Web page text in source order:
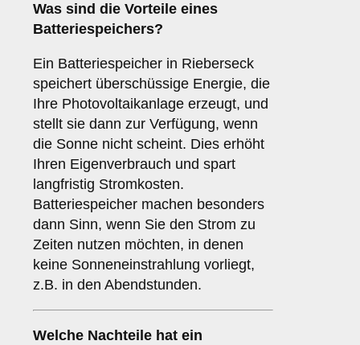
Was sind die Vorteile eines
Batteriespeichers?
Ein Batteriespeicher in Rieberseck
speichert überschüssige Energie, die
Ihre Photovoltaikanlage erzeugt, und
stellt sie dann zur Verfügung, wenn
die Sonne nicht scheint. Dies erhöht
Ihren Eigenverbrauch und spart
langfristig Stromkosten.
Batteriespeicher machen besonders
dann Sinn, wenn Sie den Strom zu
Zeiten nutzen möchten, in denen
keine Sonneneinstrahlung vorliegt,
z.B. in den Abendstunden.
Welche Nachteile hat ein